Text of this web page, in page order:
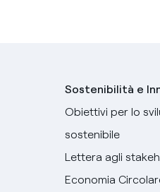
Sostenibilità e
Obiettivi per lo
sostenibile
Lettera agli
Economia